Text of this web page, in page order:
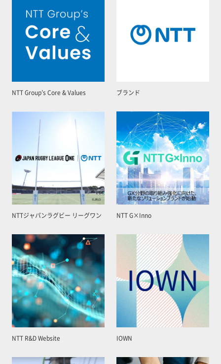
NTT Group’s Core & Values ブランド
NTTジャパンラグビー リーグワン NTT G×Inno
NTT R&D Website IOWN